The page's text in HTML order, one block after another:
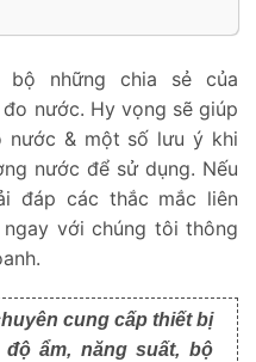
những chia sẻ của
nước. Hy vọng sẽ giúp
nước & một số lưu ý khi
nước để sử dụng. Nếu
đáp các thắc mắc liên
với chúng tôi thông
cung cấp thiết bị
ẩm, năng suất, bộ